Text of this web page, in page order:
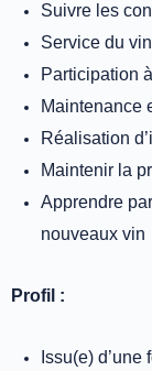
Suivre les
Service du vin
Participation
Maintenance
Réalisation
Maintenir la
Apprendre
nouveaux vin
Profil :
Issu(e)